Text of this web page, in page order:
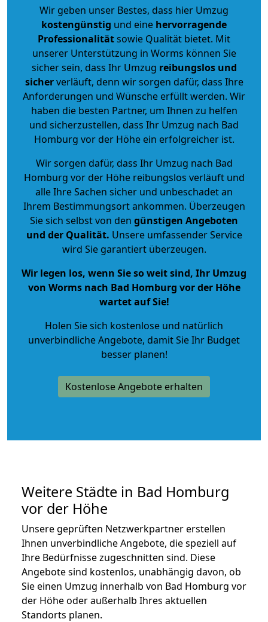
Wir geben unser Bestes, dass hier Umzug
kostengünstig und eine hervorragende
Professionalitätsowie Qualität bietet. Mit
unserer Unterstützung in Worms können Sie
sicher sein, dass Ihr Umzug reibungslos und
sicherverläuft, denn wir sorgen dafür, dass Ihre
Anforderungen und Wünsche erfüllt werden. Wir
haben die besten Partner, um Ihnen zu helfen
und sicherzustellen, dass Ihr Umzug nach Bad
Homburg vor der Höhe ein erfolgreicher ist.
Wir sorgen dafür, dass Ihr Umzug nach Bad
Homburg vor der Höhe reibungslos verläuft und
alle Ihre Sachen sicher und unbeschadet an
Ihrem Bestimmungsort ankommen. Überzeugen
Sie sich selbst von den günstigen Angeboten
und der Qualität. Unsere umfassender Service
wird Sie garantiert überzeugen.
Wir legen los, wenn Sie so weit sind, Ihr Umzug
von Worms nach Bad Homburg vor der Höhe
wartet auf Sie!
Holen Sie sich kostenlose und natürlich
unverbindliche Angebote, damit Sie Ihr Budget
besser planen!
Kostenlose Angebote erhalten
Weitere Städte in Bad Homburg
vor der Höhe
Unsere geprüften Netzwerkpartner erstellen
Ihnen unverbindliche Angebote, die speziell auf
Ihre Bedürfnisse zugeschnitten sind. Diese
Angebote sind kostenlos, unabhängig davon, ob
Sie einen Umzug innerhalb von Bad Homburg vor
der Höhe oder außerhalb Ihres aktuellen
Standorts planen.